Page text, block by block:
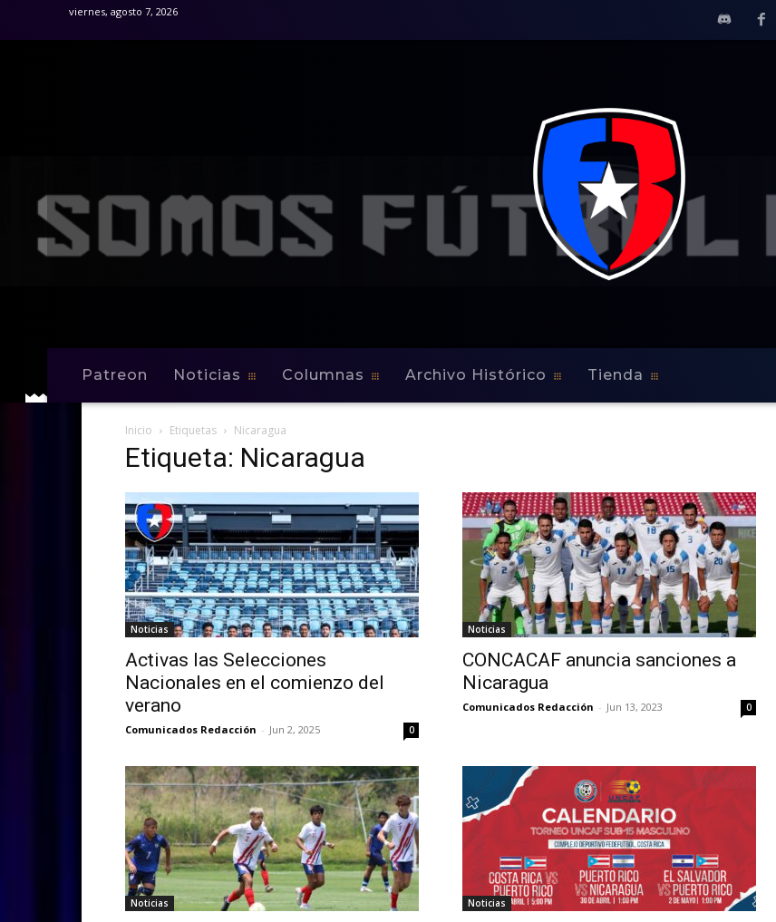
viernes, agosto 7, 2026
Patreon Noticias Columnas Archivo Histórico Tienda
Inicio Etiquetas Nicaragua
Etiqueta: Nicaragua
Noticias
Activas las Selecciones
Nacionales en el comienzo del
verano
Comunicados Redacción - Jun 2, 2025 0
Noticias
CONCACAF anuncia sanciones a
Nicaragua
Comunicados Redacción - Jun 13, 2023 0
Noticias Noticias